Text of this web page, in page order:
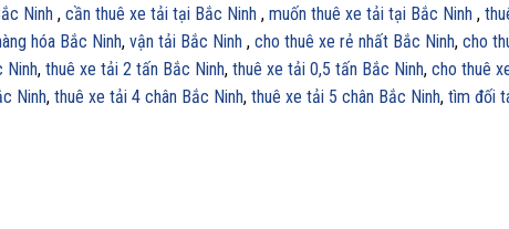
Ninh , cần thuê xe tải tại Bắc Ninh , muốn thuê xe tải tại Bắc Ninh ,
hóa Bắc Ninh, vận tải Bắc Ninh , cho thuê xe rẻ nhất Bắc Ninh, cho
Ninh, thuê xe tải 2 tấn Bắc Ninh, thuê xe tải 0,5 tấn Bắc Ninh, cho thuê
Ninh, thuê xe tải 4 chân Bắc Ninh, thuê xe tải 5 chân Bắc Ninh, tìm đối